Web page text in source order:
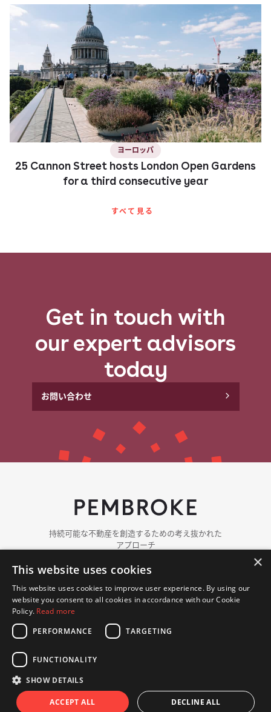
ヨーロッパ
25 Cannon Street hosts London Open Gardens
for a third consecutive year
すべて​見る​
Get in touch with
our expert advisors
today
お問い​合わせ
持続可能な​​不動産を​​創造する​​ための​​考え抜かれた​​
アプローチ
ペンブロークに​ついて
ポートフォリオ
ニュース
お問い​合わせ
© 著作権 2018 - 2026 Pembroke. 無断複写・転載を​禁じます.
×
This website uses cookies
This website uses cookies to improve user experience. By using our
website you consent to all cookies in accordance with our Cookie
Policy. Read more
PERFORMANCE
TARGETING
FUNCTIONALITY
SHOW DETAILS
ACCEPT ALL DECLINE ALL